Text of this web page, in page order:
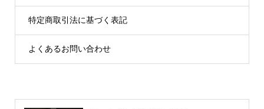
特定商取引法に基づく表記
よくあるお問い合わせ